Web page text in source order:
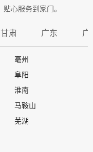
心服务到家门。
甘肃 广东 广
亳州
阜阳
淮南
马鞍山
芜湖